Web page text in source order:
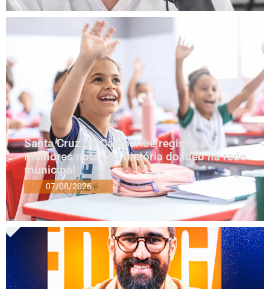
Santa Cruz do Capibaribe registra as
melhores notas da história do Ideb na rede
municipal
07/08/2026